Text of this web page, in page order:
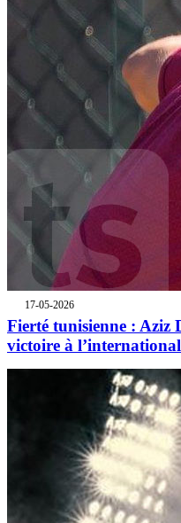
17-05-2026
Fierté tunisienne : Aziz
victoire à l’international